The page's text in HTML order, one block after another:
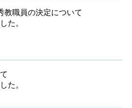
教職員の決定について
た。
た。